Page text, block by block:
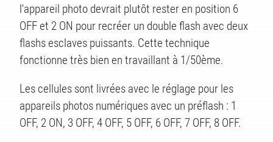
l'appareil photo devrait plutôt rester en position 6
OFF et 2 ON pour recréer un double flash avec deux
flashs esclaves puissants. Cette technique
fonctionne très bien en travaillant à 1/50ème.
Les cellules sont livrées avec le réglage pour les
appareils photos numériques avec un préflash : 1
OFF, 2 ON, 3 OFF, 4 OFF, 5 OFF, 6 OFF, 7 OFF, 8 OFF.